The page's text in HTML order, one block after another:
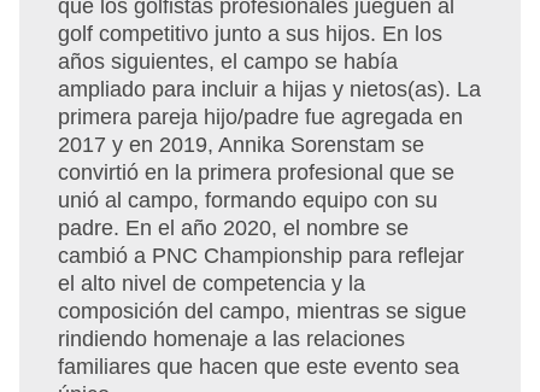
que los golfistas profesionales jueguen al
golf competitivo junto a sus hijos. En los
años siguientes, el campo se había
ampliado para incluir a hijas y nietos(as). La
primera pareja hijo/padre fue agregada en
2017 y en 2019, Annika Sorenstam se
convirtió en la primera profesional que se
unió al campo, formando equipo con su
padre. En el año 2020, el nombre se
cambió a PNC Championship para reflejar
el alto nivel de competencia y la
composición del campo, mientras se sigue
rindiendo homenaje a las relaciones
familiares que hacen que este evento sea